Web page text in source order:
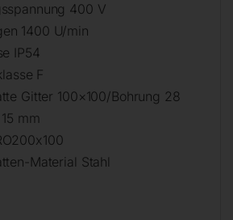
400 V
1400 U/min
IP54
F
Gitter 100×100/Bohrung 28
mm
Material Stahl